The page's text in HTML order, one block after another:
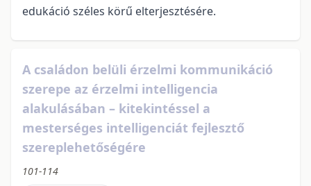
edukáció széles körű elterjesztésére.
A családon belüli érzelmi kommunikáció
szerepe az érzelmi intelligencia
alakulásában – kitekintéssel a
mesterséges intelligenciát fejlesztő
szereplehetőségére
101-114